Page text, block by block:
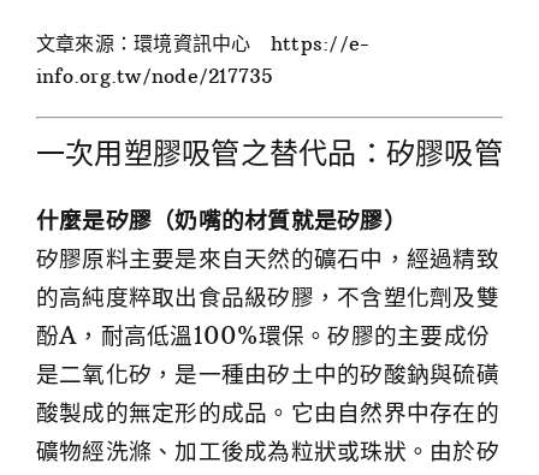
文章來源：環境資訊中心 https://e-
info.org.tw/node/217735
一次用塑膠吸管之替代品：矽膠吸管
什麼是矽膠（奶嘴的材質就是矽膠）
矽膠原料主要是來自天然的礦石中，經過精致
的高純度粹取出食品級矽膠，不含塑化劑及雙
酚A，耐高低溫100%環保。矽膠的主要成份
是二氧化矽，是一種由矽土中的矽酸鈉與硫磺
酸製成的無定形的成品。它由自然界中存在的
礦物經洗滌、加工後成為粒狀或珠狀。由於矽